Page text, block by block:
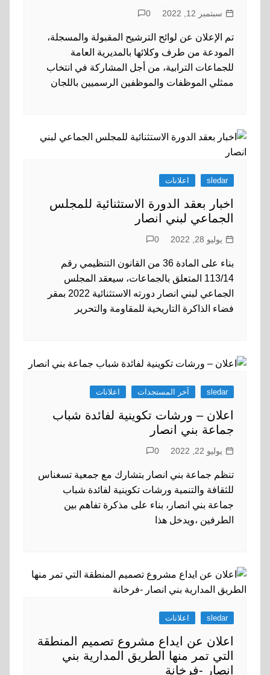
سبتمبر 12, 2022 0
تم الإعلان عن لوائح الترشيح المقبولة والمسجلة،
المودعة من طرف وكلائها بالمديرية العامة
للجماعات الترابية، من أجل المشاركة في انتخاب
ممثلي الموظفات والموظفين الرسميين باللجان
sledar اعلانات
اخبار بعقد الدورة الاستثنائية للمجلس
الجماعي لبني انصار
يوليو 28, 2022 0
بناء على المادة 36 من القانون التنظيمي رقم
113/14 المتعلق بالجماعات، سيعقد المجلس
الجماعي لبني انصار دورته الاستثنائية 2022 بمقر
فضاء الذاكرة التاريخية للمقاومة والتحرير
sledar آخر المستجدات اعلانات
اعلان – ورشات تكوينية لفائدة شباب
جماعة بني انصار
يوليو 22, 2022 0
تنظم جماعة بني انصار بتشارك مع جمعية تسغناس
للثقافة والتنمية ورشات تكوينية لفائدة شباب
جماعة بني انصار، بناء على مذكرة تفاهم بين
الطرفين ،ويدخل هذا
sledar اعلانات
اعلان عن ايداع مشروع تصميم المنطقة
التي تمر منها الطريق المدارية بني
انصار -فرخانة